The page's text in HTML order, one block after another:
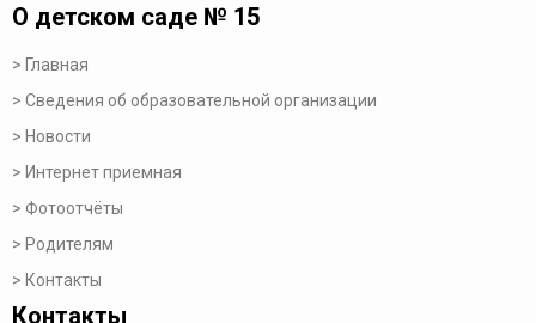
О детском саде № 15
Главная
Сведения об образовательной организации
Новости
Интернет приемная
Фотоотчёты
Родителям
Контакты
Контакты